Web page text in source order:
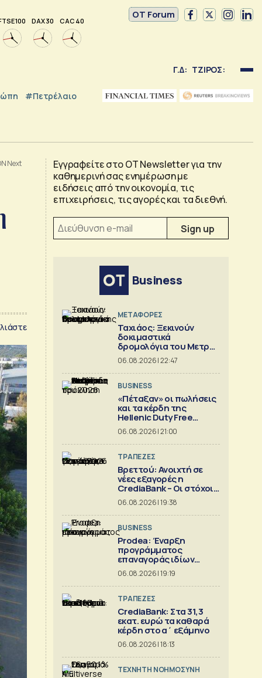
100 DAX 30 CAC 40
OT Forum
Γ.Δ: ΤΖΙΡΟΣ:
#Πετρέλαιο
Next
Εγγραφείτε στο OT Newsletter για την
καθημερινή σας ενημέρωση με
ειδήσεις από την οικονομία, τις
επιχειρήσεις, τις αγορές και τα διεθνή.
Business
ΜΕΤΑΦΟΡΕΣ
Ταχιάος: Ξεκινούν
δοκιμαστικά
δρομολόγια του Μετρό
Θεσσαλονίκης προς
Καλαμαριά
06.08.2026 | 22:47
BUSINESS
«Πέταξαν» οι πωλήσεις
και τα κέρδη της
Hellenic Duty Free
Shops
06.08.2026 | 21:00
ΤΡΑΠΕΖΕΣ
Βρεττού: Ανοιχτή σε
νέες εξαγορές η
CrediaBank – Οι στόχοι
για το 2026
06.08.2026 | 19:38
BUSINESS
Prodea: Έναρξη
προγράμματος
επαναγοράς ιδίων
μετοχών
06.08.2026 | 19:19
ΤΡΑΠΕΖΕΣ
CrediaBank: Στα 31,3
εκατ. ευρώ τα καθαρά
κέρδη στο α΄ εξάμηνο
06.08.2026 | 18:13
TΕΧΝΗΤΗ ΝΟΗΜΟΣΥΝΗ